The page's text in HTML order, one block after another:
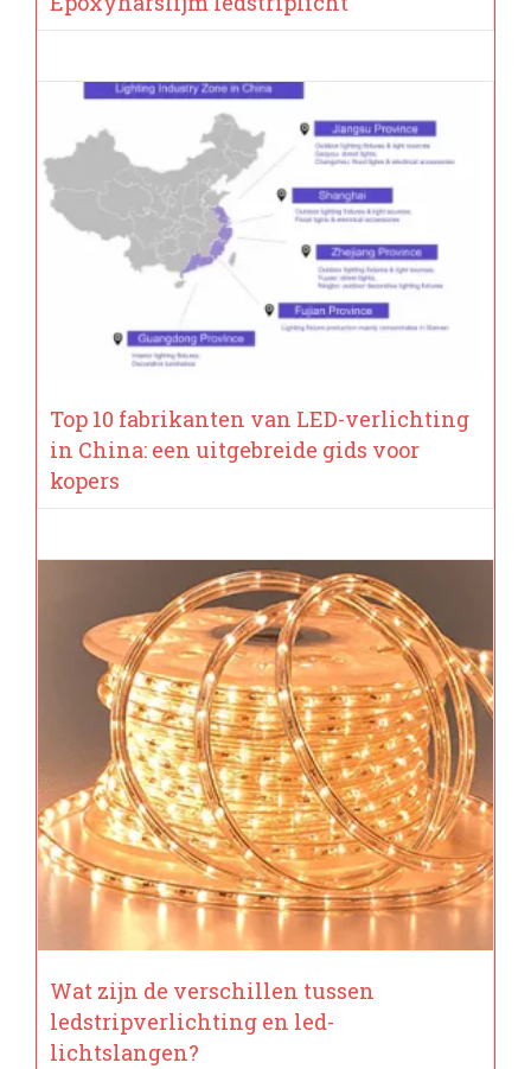
Top 10 fabrikanten van LED-verlichting
in China: een uitgebreide gids voor
kopers
Wat zijn de verschillen tussen
ledstripverlichting en led-
lichtslangen?